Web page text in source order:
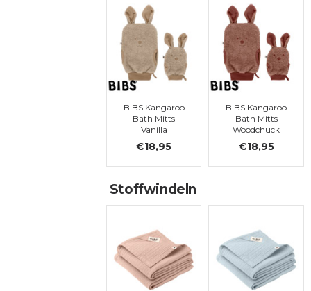
BIBS Kangaroo
Bath Mitts
Vanilla
€18,95
BIBS Kangaroo
Bath Mitts
Woodchuck
€18,95
Stoffwindeln